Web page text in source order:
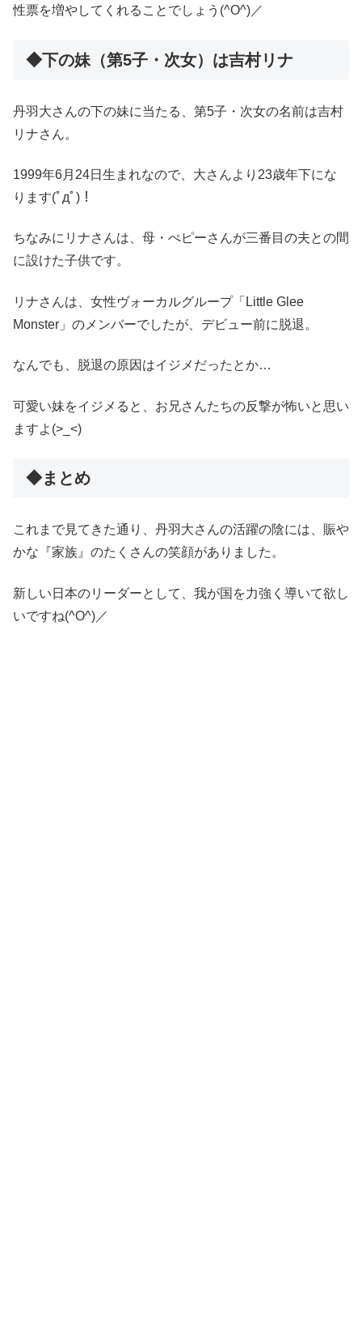
性票を増やしてくれることでしょう(^O^)／
◆下の妹（第5子・次女）は吉村リナ
丹羽大さんの下の妹に当たる、第5子・次女の名前は吉村
リナさん。
1999年6月24日生まれなので、大さんより23歳年下にな
ります(ﾟдﾟ)！
ちなみにリナさんは、母・ぺピーさんが三番目の夫との間
に設けた子供です。
リナさんは、女性ヴォーカルグループ「Little Glee
Monster」のメンバーでしたが、デビュー前に脱退。
なんでも、脱退の原因はイジメだったとか…
可愛い妹をイジメると、お兄さんたちの反撃が怖いと思い
ますよ(>_<)
◆まとめ
これまで見てきた通り、丹羽大さんの活躍の陰には、賑や
かな『家族』のたくさんの笑顔がありました。
新しい日本のリーダーとして、我が国を力強く導いて欲し
いですね(^O^)／